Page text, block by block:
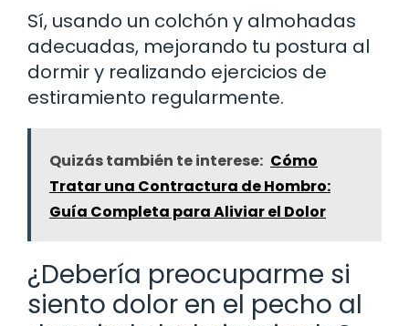
Sí, usando un colchón y almohadas
adecuadas, mejorando tu postura al
dormir y realizando ejercicios de
estiramiento regularmente.
Quizás también te interese: Cómo
Tratar una Contractura de Hombro:
Guía Completa para Aliviar el Dolor
¿Debería preocuparme si
siento dolor en el pecho al